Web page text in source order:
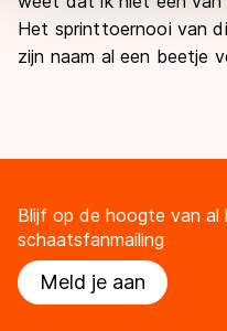
Het sprinttoernooi van
zijn naam al een beetje
Blijf op de hoogte van al
schaatsfanmailing
Meld je aan